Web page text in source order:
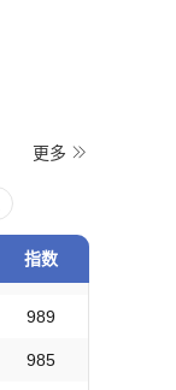
更多 
指数
989
985